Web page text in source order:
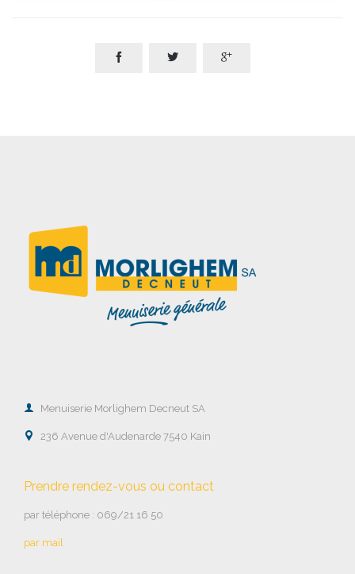
  
 Menuiserie Morlighem Decneut SA
 236 Avenue d'Audenarde 7540 Kain
Prendre rendez-vous ou contact
par téléphone : 069/21 16 50
par mail